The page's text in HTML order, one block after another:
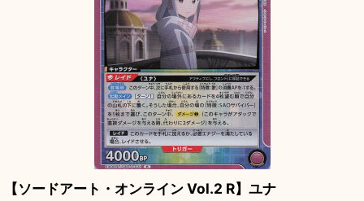
【ソードアート・オンライン Vol.2 R】ユナ